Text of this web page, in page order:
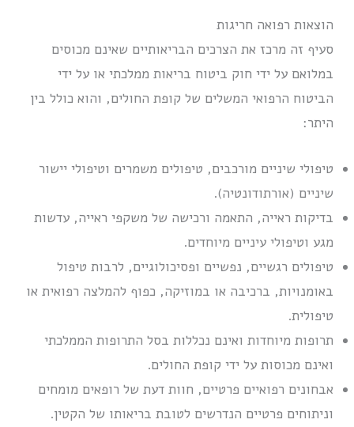
הוצאות רפואה חריגות
סעיף זה מרכז את הצרכים הבריאותיים שאינם מכוסים
במלואם על ידי חוק ביטוח בריאות ממלכתי או על ידי
הביטוח הרפואי המשלים של קופת החולים, והוא כולל בין
היתר:
טיפולי שיניים מורכבים, טיפולים משמרים וטיפולי יישור
שיניים (אורתודונטיה).
בדיקות ראייה, התאמה ורכישה של משקפי ראייה, עדשות
מגע וטיפולי עיניים מיוחדים.
טיפולים רגשיים, נפשיים ופסיכולוגיים, לרבות טיפול
באומנויות, ברכיבה או במוזיקה, כפוף להמלצה רפואית או
טיפולית.
תרופות מיוחדות ואינם נכללות בסל התרופות הממלכתי
ואינם מכוסות על ידי קופת החולים.
אבחונים רפואיים פרטיים, חוות דעת של רופאים מומחים
וניתוחים פרטיים הנדרשים לטובת בריאותו של הקטין.